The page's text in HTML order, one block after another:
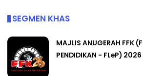
SEGMEN KHAS
MAJLIS ANUGERAH FFK
PENDIDIKAN - FLeP) 2026